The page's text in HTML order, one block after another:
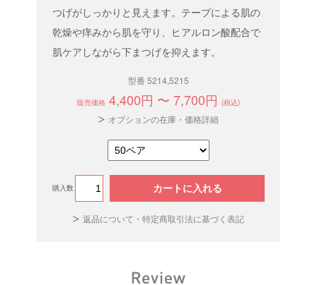
つげがしっかりと見えます。テープによる肌の
乾燥や痒みから肌を守り、ヒアルロン酸配合で
肌ケアしながら下まつげを抑えます。
型番 5214,5215
販売価格 4,400円 〜 7,700円 (税込)
オプションの在庫・価格詳細
購入数 カートに入れる
返品について・特定商取引法に基づく表記